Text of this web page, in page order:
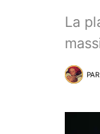
La
PAR